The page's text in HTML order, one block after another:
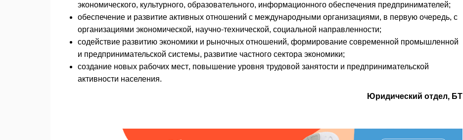
экономического, культурного, образовательного, информационного обеспечения предпринимателей;
обеспечение и развитие активных отношений с международными организациями, в первую очередь, с
организациями экономической, научно-технической, социальной направленности;
содействие развитию экономики и рыночных отношений, формирование современной промышленной
и предпринимательской системы, развитие частного сектора экономики;
создание новых рабочих мест, повышение уровня трудовой занятости и предпринимательской
активности населения.
Юридический отдел, БТ